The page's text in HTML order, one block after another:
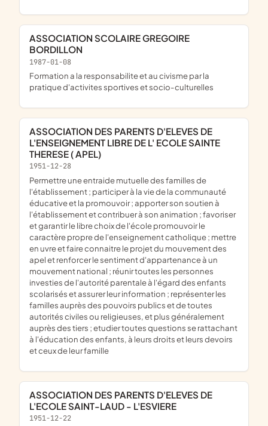
ASSOCIATION SCOLAIRE GREGOIRE
BORDILLON
1987-01-08
formation a la responsabilite et au civisme par la
pratique d'activites sportives et socio-culturelles
ASSOCIATION DES PARENTS D'ELEVES DE
L'ENSEIGNEMENT LIBRE DE L' ECOLE SAINTE
THERESE ( APEL)
1951-12-28
permettre une entraide mutuelle des familles de
l'établissement ; participer à la vie de la communauté
éducative et la promouvoir ; apporter son soutien à
l'établissement et contribuer à son animation ; favoriser
et garantir le libre choix de l'école promouvoir le
caractère propre de l'enseignement catholique ; mettre
en uvre et faire connaitre le projet du mouvement des
apel et renforcer le sentiment d'appartenance à un
mouvement national ; réunir toutes les personnes
investies de l'autorité parentale à l'égard des enfants
scolarisés et assurer leur information ; représenter les
familles auprès des pouvoirs publics et de toutes
autorités civiles ou religieuses, et plus généralement
auprès des tiers ; etudier toutes questions se rattachant
à l'éducation des enfants, à leurs droits et leurs devoirs
et ceux de leur famille
ASSOCIATION DES PARENTS D'ELEVES DE
L'ECOLE SAINT-LAUD - L'ESVIERE
1951-12-22